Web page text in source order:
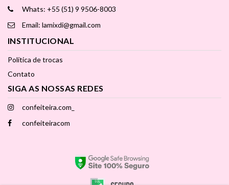
Whats: +55 (51) 9 9506-8003
Email: lamixdi@gmail.com
INSTITUCIONAL
Política de trocas
Contato
SIGA AS NOSSAS REDES
confeiteira.com_
confeiteiracom